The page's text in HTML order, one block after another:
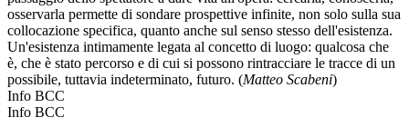
osservarla permette di sondare prospettive infinite, non solo sulla sua
collocazione specifica, quanto anche sul senso stesso dell'esistenza.
Un'esistenza intimamente legata al concetto di luogo: qualcosa che
è, che è stato percorso e di cui si possono rintracciare le tracce di un
possibile, tuttavia indeterminato, futuro. (Matteo Scabeni)
Info BCC
Info BCC